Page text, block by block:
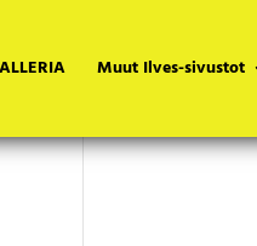
Muut Ilves-sivustot